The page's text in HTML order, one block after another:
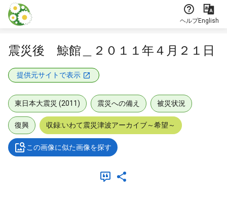
本文に飛ぶ
ヘルプEnglish
震災後 鯨館＿２０１１年４月２１日
提供元サイトで表示
東日本大震災 (2011) 震災への備え 被災状況
復興 収録:いわて震災津波アーカイブ～希望～
この画像に似た画像を探す